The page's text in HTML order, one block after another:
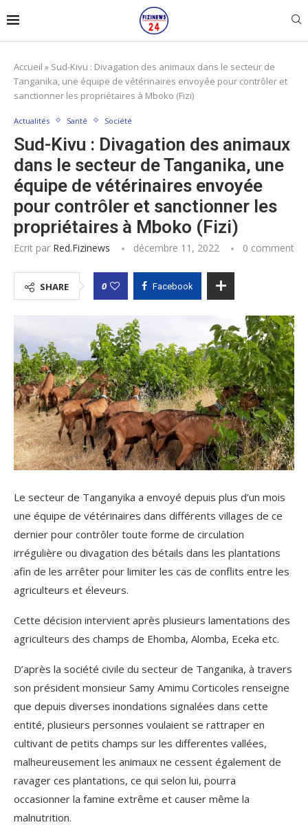
Accueil » Sud-Kivu : Divagation des animaux dans le secteur de
Tanganika, une équipe de vétérinaires envoyée pour contrôler et
sanctionner les propriétaires à Mboko (Fizi)
Actualités Santé Société
Sud-Kivu : Divagation des animaux
dans le secteur de Tanganika, une
équipe de vétérinaires envoyée
pour contrôler et sanctionner les
propriétaires à Mboko (Fizi)
Ecrit par Red.fizinews décembre 11, 2022 0 comment
SHARE 0 Facebook
Le secteur de Tanganyika a envoyé depuis plus d’un mois
une équipe de vétérinaires dans différents villages de ce
dernier pour contrôler toute forme de circulation
irrégulière ou divagation des bétails dans les plantations
afin de les arrêter pour limiter les cas de conflits entre les
agriculteurs et éleveurs.
Cette décision intervient après plusieurs lamentations des
agriculteurs des champs de Ehomba, Alomba, Eceka etc.
D’après la société civile du secteur de Tanganika, à travers
son président monsieur Samy Amimu Corticoles renseigne
que depuis diverses inondations signalées dans cette
entité, plusieurs personnes voulaient se rattraper en
cultivant de petits champs sur les differentes vallées,
malheureusement les animaux ne cessent également de
ravager ces plantations, ce qui selon lui, pourra
occasionner la famine extrême et causer même la
malnutrition.